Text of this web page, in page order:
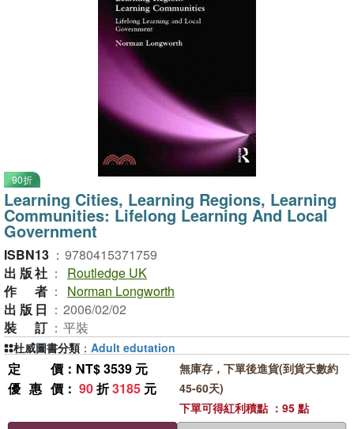
90折
Learning Cities, Learning Regions, Learning
Communities: Lifelong Learning And Local
Government
ISBN13 ： 9780415371759
出版社 ：
Routledge UK
作者 ：
Norman Longworth
出版日 ： 2006/02/02
裝訂 ： 平裝
定價 ：NT$ 3539 元
優惠價 ： 90折3185 元
無庫存，下單後進貨(到貨天數約
45-60天)
下單可得紅利積點 ：95 點
杜威圖書分類 ： Adult edutation